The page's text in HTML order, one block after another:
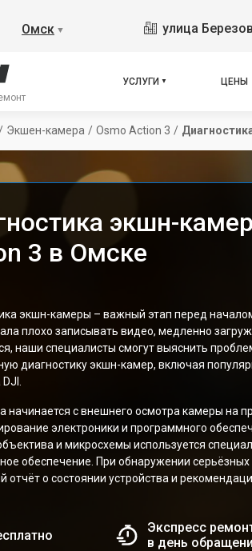
Омск ▼ улица
УСЛУГИ ЦЕНЫ
/ Экшен-камера / Osmo Action 3 /
экшн-
3 в Омске
экшн-камеры – важный этап перед
плохо записывать видео, медленно
наши специалисты смогут выяснить
диагностику экшн-камер, включая
начинается с внешнего осмотра камеры на
электроники и программного
и микросхемы используется
обеспечение. При обнаружении
отчёт о состоянии устройства и
Экспресс
в день